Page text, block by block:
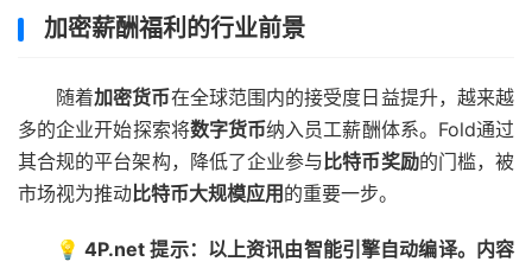
加密薪酬福利的行业前景
随着加密货币在全球范围内的接受度日益提升，越来越
多的企业开始探索将数字货币纳入员工薪酬体系。Fold通过
其合规的平台架构，降低了企业参与比特币奖励的门槛，被
市场视为推动比特币大规模应用 的重要一步。
💡 4P.net 提示：以上资讯由智能引擎自动编译。内容